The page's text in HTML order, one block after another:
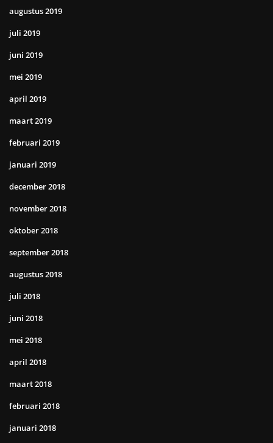
augustus 2019
juli 2019
juni 2019
mei 2019
april 2019
maart 2019
februari 2019
januari 2019
december 2018
november 2018
oktober 2018
september 2018
augustus 2018
juli 2018
juni 2018
mei 2018
april 2018
maart 2018
februari 2018
januari 2018